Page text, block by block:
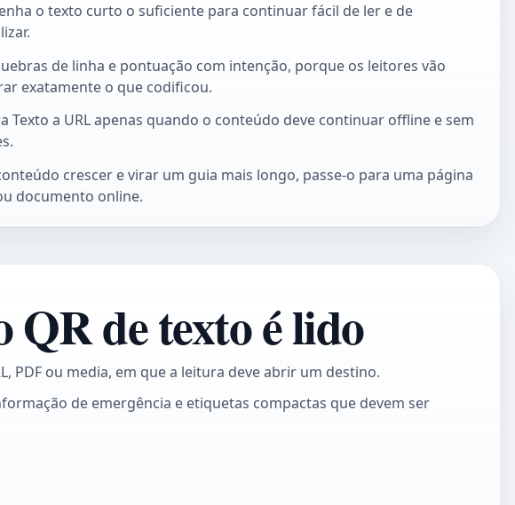
o texto curto o suficiente para continuar fácil de ler e de
de linha e pontuação com intenção, porque os leitores vão
exatamente o que codificou.
Texto a URL apenas quando o conteúdo deve continuar offline e sem
crescer e virar um guia mais longo, passe-o para uma página
documento online.
QR de texto é lido
PDF ou media, em que a leitura deve abrir um destino.
de emergência e etiquetas compactas que devem ser